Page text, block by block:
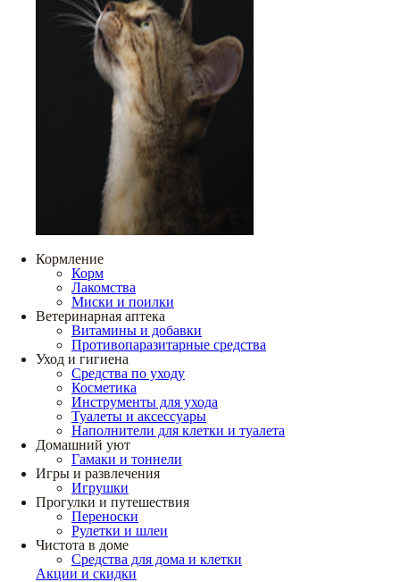
Кормление
Корм
Лакомства
Миски и поилки
Ветеринарная аптека
Витамины и добавки
Противопаразитарные средства
Уход и гигиена
Средства по уходу
Косметика
Инструменты для ухода
Туалеты и аксессуары
Наполнители для клетки и туалета
Домашний уют
Гамаки и тоннели
Игры и развлечения
Игрушки
Прогулки и путешествия
Переноски
Рулетки и шлеи
Чистота в доме
Средства для дома и клетки
Акции и скидки